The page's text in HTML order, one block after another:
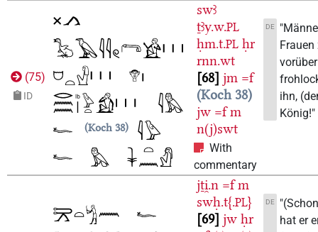
(75)
ID
Koch 38
swꜣ
ṯꜣy.w.PL
ḥm.t.PL ḥr
rnn.wt
68 jm =f
Koch 38
jw =f m
n(j)swt
With
commentary
DE
Frauen
vorüber
ihn,
König!"
jṯi̯.n =f m
swḥ.t{.PL}
69 jw ḥr
DE
hat er